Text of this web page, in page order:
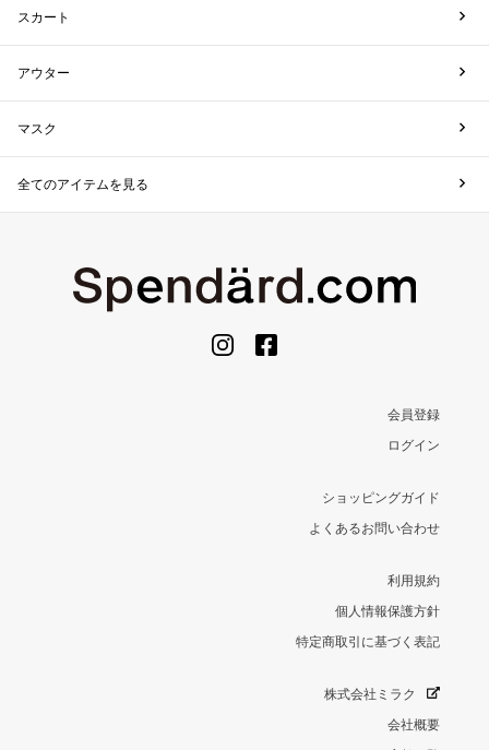
スカート
アウター
マスク
全てのアイテムを見る
会員登録
ログイン
ショッピングガイド
よくあるお問い合わせ
利用規約
個人情報保護方針
特定商取引に基づく表記
株式会社ミラク
会社概要